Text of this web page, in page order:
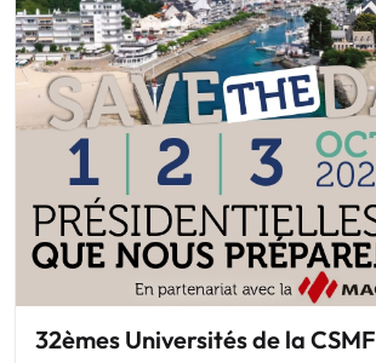
32èmes Universités de la CSMF